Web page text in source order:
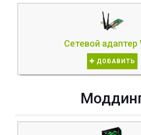
Сетевой адаптер
ДОБАВИТЬ